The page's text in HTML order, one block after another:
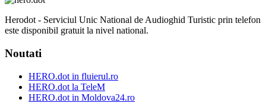
Herodot - Serviciul Unic National de Audioghid Turistic prin telefon
este disponibil gratuit la nivel national.
Noutati
HERO.dot in fluierul.ro
HERO.dot la TeleM
HERO.dot in Moldova24.ro